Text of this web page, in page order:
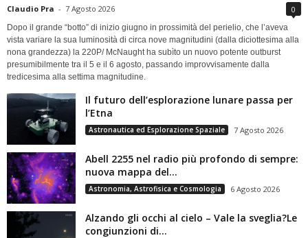
Claudio Pra - 7 Agosto 2026 0
Dopo il grande “botto” di inizio giugno in prossimità del perielio, che l’aveva
vista variare la sua luminosità di circa nove magnitudini (dalla diciottesima alla
nona grandezza) la 220P/ McNaught ha subìto un nuovo potente outburst
presumibilmente tra il 5 e il 6 agosto, passando improvvisamente dalla
tredicesima alla settima magnitudine.
Il futuro dell’esplorazione lunare passa per
l’Etna
Astronautica ed Esplorazione Spaziale 7 Agosto 2026
Abell 2255 nel radio più profondo di sempre:
nuova mappa del...
Astronomia, Astrofisica e Cosmologia 6 Agosto 2026
Alzando gli occhi al cielo – Vale la sveglia?Le
congiunzioni di...